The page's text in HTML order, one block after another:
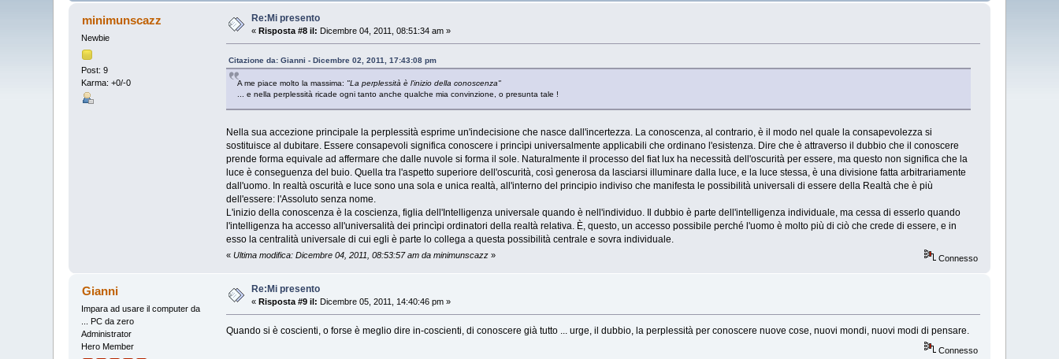
minimunscazz
Newbie
Post: 9
Karma: +0/-0
Re:Mi presento
« Risposta #8 il: Dicembre 04, 2011, 08:51:34 am »
Citazione da: Gianni - Dicembre 02, 2011, 17:43:08 pm
A me piace molto la massima: "La perplessità è l'inizio della conoscenza"
... e nella perplessità ricade ogni tanto anche qualche mia convinzione, o presunta tale !
Nella sua accezione principale la perplessità esprime un'indecisione che nasce dall'incertezza. La conoscenza, al contrario, è il modo nel quale la consapevolezza si
sostituisce al dubitare. Essere consapevoli significa conoscere i princìpi universalmente applicabili che ordinano l'esistenza. Dire che è attraverso il dubbio che il conoscere
prende forma equivale ad affermare che dalle nuvole si forma il sole. Naturalmente il processo del fiat lux ha necessità dell'oscurità per essere, ma questo non significa che la
luce è conseguenza del buio. Quella tra l'aspetto superiore dell'oscurità, così generosa da lasciarsi illuminare dalla luce, e la luce stessa, è una divisione fatta arbitrariamente
dall'uomo. In realtà oscurità e luce sono una sola e unica realtà, all'interno del principio indiviso che manifesta le possibilità universali di essere della Realtà che è più
dell'essere: l'Assoluto senza nome.
L'inizio della conoscenza è la coscienza, figlia dell'Intelligenza universale quando è nell'individuo. Il dubbio è parte dell'intelligenza individuale, ma cessa di esserlo quando
l'intelligenza ha accesso all'universalità dei princìpi ordinatori della realtà relativa. È, questo, un accesso possibile perché l'uomo è molto più di ciò che crede di essere, e in
esso la centralità universale di cui egli è parte lo collega a questa possibilità centrale e sovra individuale.
« Ultima modifica: Dicembre 04, 2011, 08:53:57 am da minimunscazz» Connesso
Gianni
Impara ad usare il computer da
... PC da zero
Administrator
Hero Member
Re:Mi presento
« Risposta #9 il: Dicembre 05, 2011, 14:40:46 pm »
Quando si è coscienti, o forse è meglio dire in-coscienti, di conoscere già tutto ... urge, il dubbio, la perplessità per conoscere nuove cose, nuovi mondi, nuovi modi di pensare.
Connesso